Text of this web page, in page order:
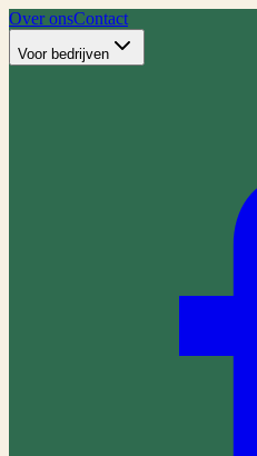
Over onsContact
Voor bedrijven